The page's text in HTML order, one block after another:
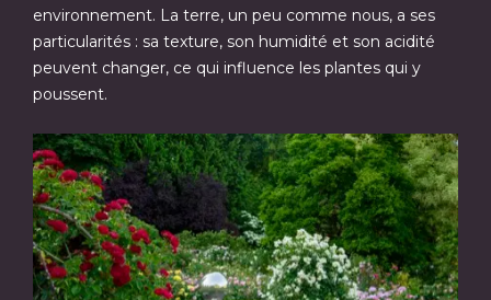
environnement. La terre, un peu comme nous, a ses
particularités : sa texture, son humidité et son acidité
peuvent changer, ce qui influence les plantes qui y
poussent.